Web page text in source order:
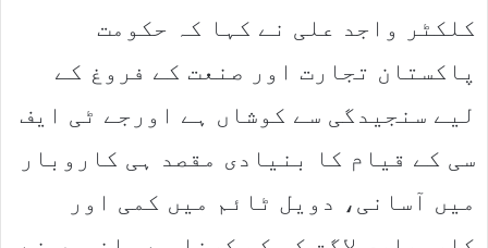
کلکٹر واجد علی نے کہا کہ حکومت
پاکستان تجارت اور صنعت کے فروغ کے
لیے سنجیدگی سے کوشاں ہے اورجے ٹی ایف
سی کے قیام کا بنیادی مقصد ہی کاروبار
میں آسانی، دویل ٹائم میں کمی اور